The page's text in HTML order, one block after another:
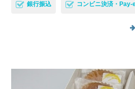
銀行振込 コンビニ決済・Pay-